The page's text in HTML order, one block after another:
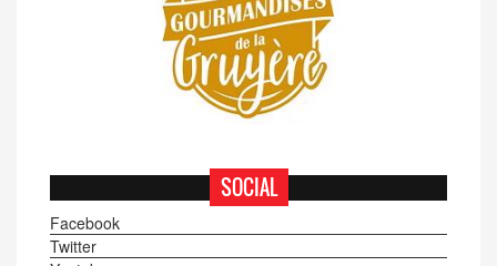
SOCIAL
Facebook
Twitter